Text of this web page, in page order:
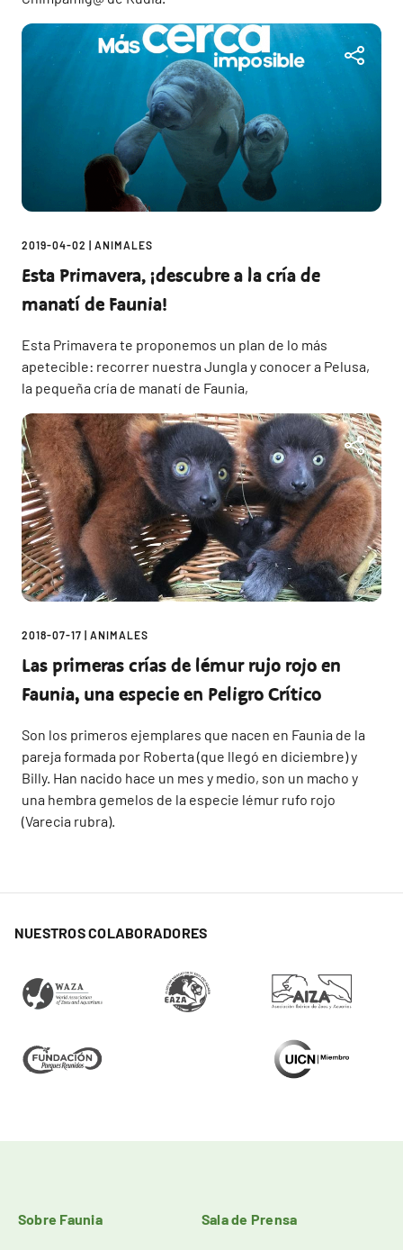
2019-04-02 ANIMALES
Esta Primavera, ¡descubre a la cría de
manatí de Faunia!
Esta Primavera te proponemos un plan de lo más
apetecible: recorrer nuestra Jungla y conocer a Pelusa,
la pequeña cría de manatí de Faunia,
2018-07-17 ANIMALES
Las primeras crías de lémur rujo rojo en
Faunia, una especie en Peligro Crítico
Son los primeros ejemplares que nacen en Faunia de la
pareja formada por Roberta (que llegó en diciembre) y
Billy. Han nacido hace un mes y medio, son un macho y
una hembra gemelos de la especie lémur rufo rojo
(Varecia rubra).
NUESTROS COLABORADORES
Sobre Faunia Sala de Prensa